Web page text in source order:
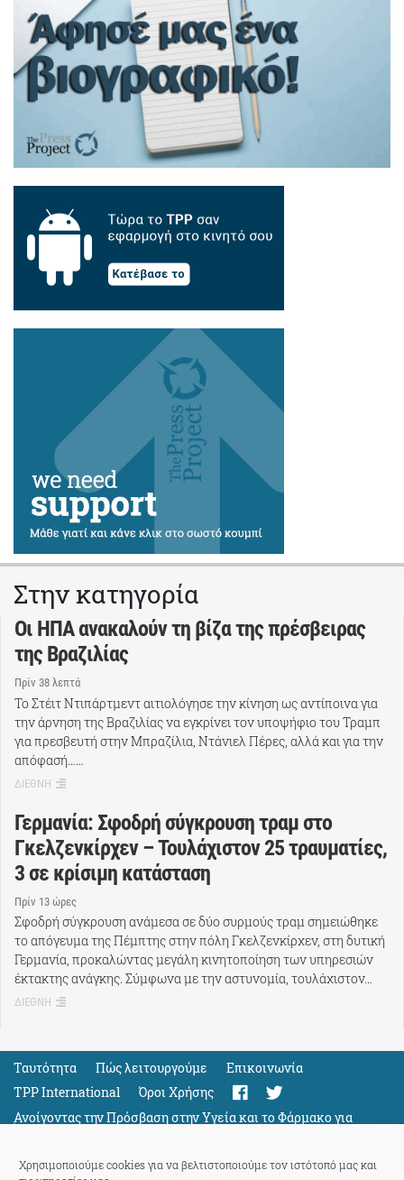
Χρησιμοποιούμε cookies για να βελτιστοποιούμε τον ιστότοπό μας και
Στην κατηγορία
Οι ΗΠΑ ανακαλούν τη βίζα της πρέσβειρας
της Βραζιλίας
Πρίν 38 λεπτά
Το Στέιτ Ντιπάρτμεντ αιτιολόγησε την κίνηση ως αντίποινα για
την άρνηση της Βραζιλίας να εγκρίνει τον υποψήφιο του Τραμπ
για πρεσβευτή στην Μπραζίλια, Ντάνιελ Πέρες, αλλά και για την
απόφασή……
ΔΙΕΘΝΗ
Γερμανία: Σφοδρή σύγκρουση τραμ στο
Γκελζενκίρχεν – Τουλάχιστον 25 τραυματίες,
3 σε κρίσιμη κατάσταση
Πρίν 13 ώρες
Σφοδρή σύγκρουση ανάμεσα σε δύο συρμούς τραμ σημειώθηκε
το απόγευμα της Πέμπτης στην πόλη Γκελζενκίρχεν, στη δυτική
Γερμανία, προκαλώντας μεγάλη κινητοποίηση των υπηρεσιών
έκτακτης ανάγκης. Σύμφωνα με την αστυνομία, τουλάχιστον…
ΔΙΕΘΝΗ
Ταυτότητα Πώς λειτουργούμε
Eπικοινωνία
TPP International
Όροι Χρήσης
Ανοίγοντας την Πρόσβαση στην Υγεία και το Φάρμακο για
Όλους
Support